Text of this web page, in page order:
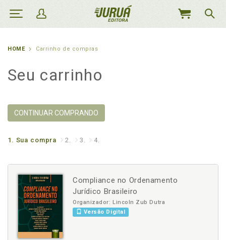
MEU
HOME Carrinho de compras
Seu carrinho
CONTINUAR COMPRANDO
1. Sua compra 2. 3. 4.
Compliance no Ordenamento
Jurídico Brasileiro
Organizador: Lincoln Zub Dutra
Versão Digital